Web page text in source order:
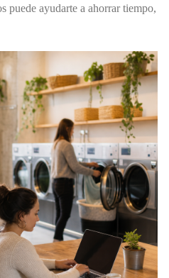
puede ayudarte a ahorrar tiempo,